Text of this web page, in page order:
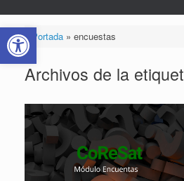
Abrir barra de herramientas
Portada» encuestas
Archivos de la